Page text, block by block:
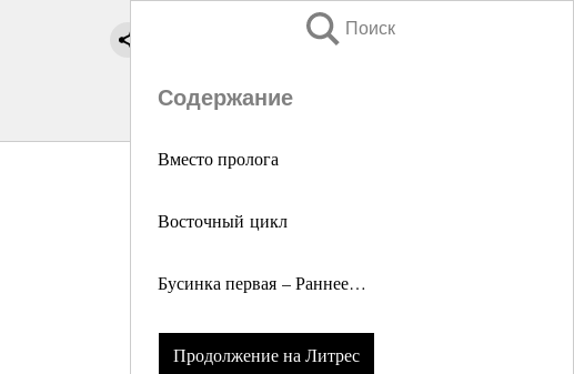
Поиск
Содержание
Вместо пролога
Восточный цикл
Бусинка первая – Раннее…
Продолжение на Литрес